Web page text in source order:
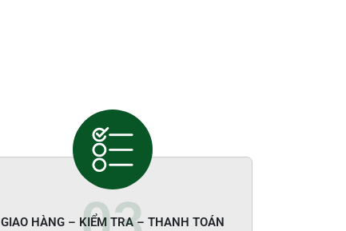
GIAO HÀNG – KIỂM TRA – THANH TOÁN